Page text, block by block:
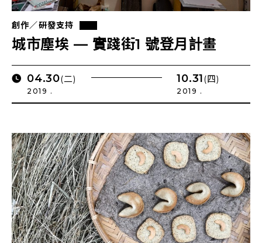
創作／研發支持
城市塵埃 — 實踐街1 號登月計畫
04.30(二)
2019 .
10.31(四)
2019 .